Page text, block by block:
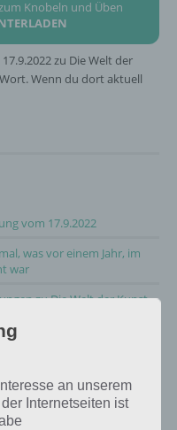
Knobeln und Üben
zu Die Welt der
Wenn du dort aktuell
vom 17.9.2022
was vor einem Jahr, im
war
zu Die Welt der Kunst
an unserem
Internetseiten ist